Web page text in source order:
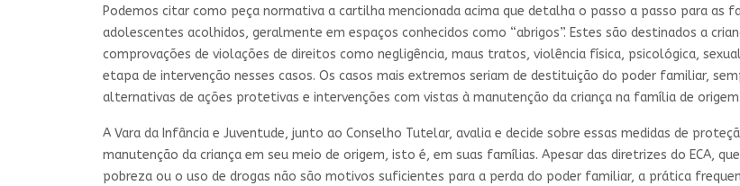
Podemos citar como peça normativa a cartilha mencionada acima que detalha o passo a passo para as
adolescentes acolhidos, geralmente em espaços conhecidos como “abrigos”. Estes são destinados a
comprovações de violações de direitos como negligência, maus tratos, violência física, psicológica,
etapa de intervenção nesses casos. Os casos mais extremos seriam de destituição do poder familiar,
alternativas de ações protetivas e intervenções com vistas à manutenção da criança na família de origem.
A Vara da Infância e Juventude, junto ao Conselho Tutelar, avalia e decide sobre essas medidas de
manutenção da criança em seu meio de origem, isto é, em suas famílias. Apesar das diretrizes do ECA,
pobreza ou o uso de drogas não são motivos suficientes para a perda do poder familiar, a prática